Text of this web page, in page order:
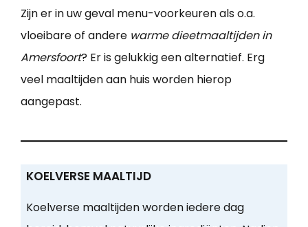
Zijn er in uw geval menu-voorkeuren als o.a.
vloeibare of andere warme dieetmaaltijden in
Amersfoort? Er is gelukkig een alternatief. Erg
veel maaltijden aan huis worden hierop
aangepast.
KOELVERSE MAALTIJD
Koelverse maaltijden worden iedere dag